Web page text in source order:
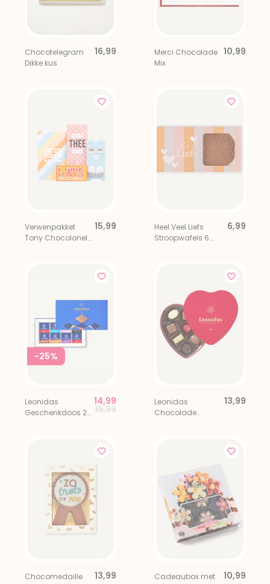
Chocotelegram
Dikke kus
16,99
Merci Chocolade
Mix
10,99
Verwenpakket
Tony Chocolonely
15,99
Heel Veel Liefs
Stroopwafels 6
6,99
-25%
Leonidas
Geschenkdoos 24 Price reduced from
19,99to
14,99
Leonidas
Chocolade
13,99
Chocomedaille
13,99
Cadeaubox met
10,99